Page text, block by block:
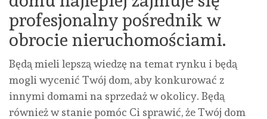
profesjonalny pośrednik w
obrocie nieruchomościami.
Będą mieli lepszą wiedzę na temat rynku i będą
mogli wycenić Twój dom, aby konkurować z
innymi domami na sprzedaż w okolicy. Będą
również w stanie pomóc Ci sprawić, że Twój dom